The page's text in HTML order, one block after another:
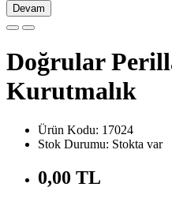
Devam
Doğrular
Kurutmalık
Ürün Kodu: 17024
Stok Durumu: Stokta var
0,00 TL